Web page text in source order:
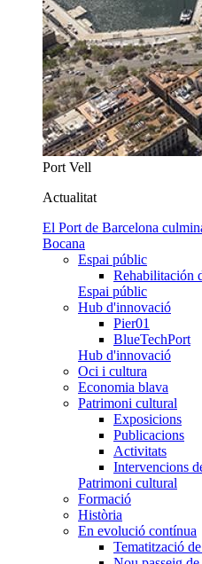
Port Vell
Actualitat
El Port de Barcelona
Bocana
Espai públic
Rehabilitación
Espai públic
Hub d'innovació
Pier01
BlueTechPort
Hub d'innovació
Oci i cultura
Economia blava
Patrimoni cultural
Exposicions
Publicacions
Activitats
Intervencions
Patrimoni cultural
Formació
Història
En evolució contínua
Tematització